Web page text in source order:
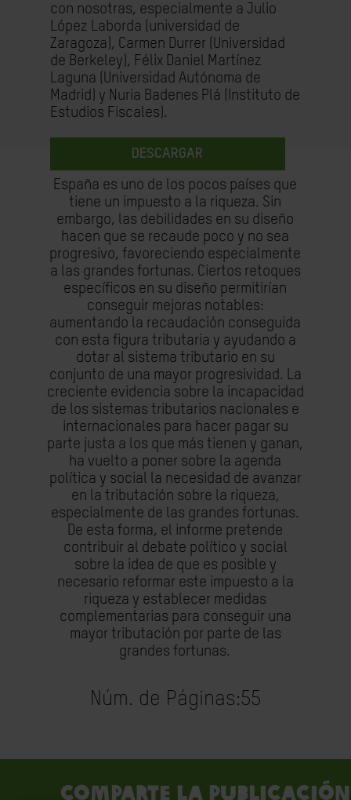
con nosotras, especialmente a Julio
López Laborda (universidad de
Zaragoza), Carmen Durrer (Universidad
de Berkeley), Félix Daniel Martínez
Laguna (Universidad Autónoma de
Madrid) y Nuria Badenes Plá (Instituto de
Estudios Fiscales).
DESCARGAR
España es uno de los pocos países que
tiene un impuesto a la riqueza. Sin
embargo, las debilidades en su diseño
hacen que se recaude poco y no sea
progresivo, favoreciendo especialmente
a las grandes fortunas. Ciertos retoques
específicos en su diseño permitirían
conseguir mejoras notables:
aumentando la recaudación conseguida
con esta figura tributaria y ayudando a
dotar al sistema tributario en su
conjunto de una mayor progresividad. La
creciente evidencia sobre la incapacidad
de los sistemas tributarios nacionales e
internacionales para hacer pagar su
parte justa a los que más tienen y ganan,
ha vuelto a poner sobre la agenda
política y social la necesidad de avanzar
en la tributación sobre la riqueza,
especialmente de las grandes fortunas.
De esta forma, el informe pretende
contribuir al debate político y social
sobre la idea de que es posible y
necesario reformar este impuesto a la
riqueza y establecer medidas
complementarias para conseguir una
mayor tributación por parte de las
grandes fortunas.
Núm. de Páginas:55
Comparte la publicación